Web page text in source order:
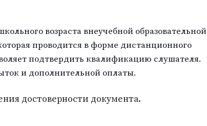
возраста внеучебной образовательной
проводится в форме дистанционного
подтвердить квалификацию слушателя.
и дополнительной оплаты.
достоверности документа.